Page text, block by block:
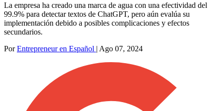
La empresa ha creado una marca de agua con una efectividad del
99.9% para detectar textos de ChatGPT, pero aún evalúa su
implementación debido a posibles complicaciones y efectos
secundarios.
PorEntrepreneur en Español | Ago 07, 2024